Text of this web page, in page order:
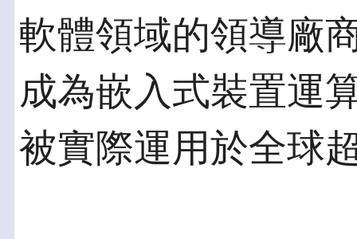
軟體領域的領導廠
成為嵌入式裝置運
被實際運用於全球